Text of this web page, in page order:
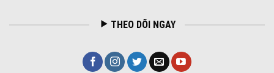
THEO DÕI NGAY